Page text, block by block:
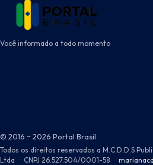
Você informado a todo momento
© 2016 ~ 2026 Portal Brasil
Todos os direitos reservados a M.C.D.D.S
Ltda · CNPJ 26.527.504/0001-58 ·